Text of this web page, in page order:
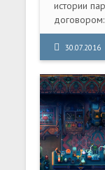
истории
без
судьба
втянуты в
система,
30.07.2016